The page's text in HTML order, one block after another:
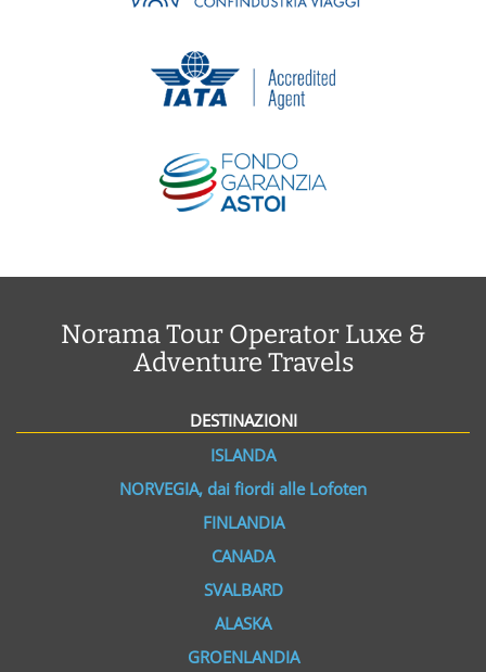
Norama Tour Operator Luxe &
Adventure Travels
DESTINAZIONI
ISLANDA
NORVEGIA, dai fiordi alle Lofoten
FINLANDIA
CANADA
SVALBARD
ALASKA
GROENLANDIA